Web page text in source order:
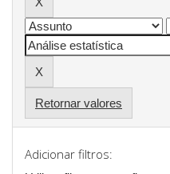
Retornar valores
Adicionar filtros: